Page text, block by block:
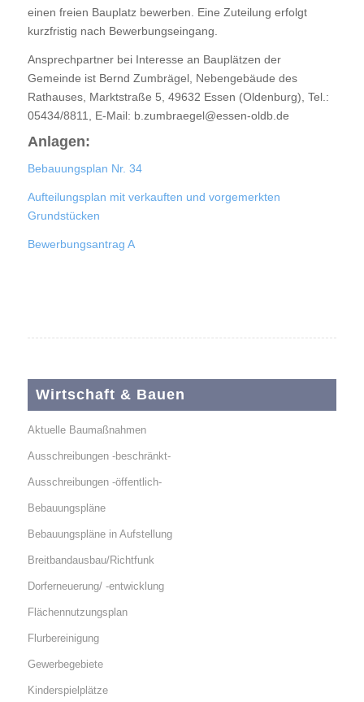
einen freien Bauplatz bewerben. Eine Zuteilung erfolgt
kurzfristig nach Bewerbungseingang.
Ansprechpartner bei Interesse an Bauplätzen der
Gemeinde ist Bernd Zumbrägel, Nebengebäude des
Rathauses, Marktstraße 5, 49632 Essen (Oldenburg), Tel.:
05434/8811, E-Mail: b.zumbraegel@essen-oldb.de
Anlagen:
Bebauungsplan Nr. 34
Aufteilungsplan mit verkauften und vorgemerkten
Grundstücken
Bewerbungsantrag A
Wirtschaft & Bauen
Aktuelle Baumaßnahmen
Ausschreibungen -beschränkt-
Ausschreibungen -öffentlich-
Bebauungspläne
Bebauungspläne in Aufstellung
Breitbandausbau/Richtfunk
Dorferneuerung/ -entwicklung
Flächennutzungsplan
Flurbereinigung
Gewerbegebiete
Kinderspielplätze